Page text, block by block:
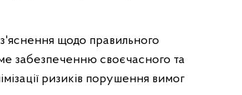
щодо правильного
забезпеченню своєчасного та
ризиків порушення вимог